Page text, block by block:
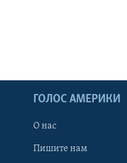
ГОЛОС АМЕРИКИ
О нас
Пишите нам